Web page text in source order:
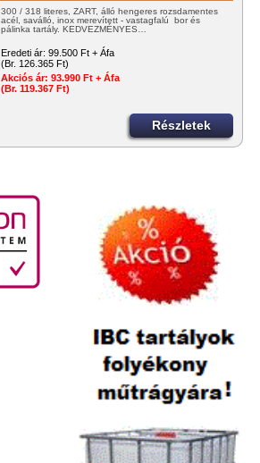
300 / 318 literes, ZÁRT, álló hengeres rozsdamentes
acél, saválló, inox merevített - vastagfalú bor és
pálinka tartály. KEDVEZMÉNYES…
Eredeti ár: 99.500 Ft + Áfa
(Br. 126.365 Ft)
Akciós ár: 93.990 Ft + Áfa
(Br. 119.367 Ft)
Részletek